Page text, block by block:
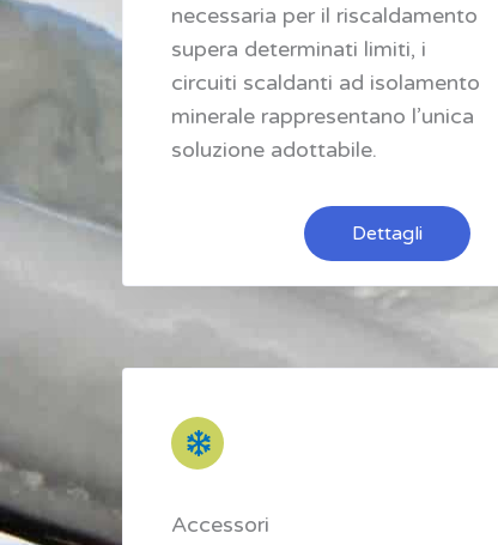
necessaria per il riscaldamento
supera determinati limiti, i
circuiti scaldanti ad isolamento
minerale rappresentano l’unica
soluzione adottabile.
Dettagli
Accessori